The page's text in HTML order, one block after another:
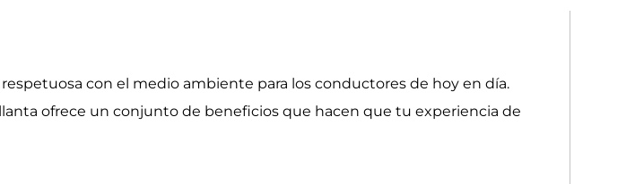
con el medio ambiente para los conductores de hoy en día.
ofrece un conjunto de beneficios que hacen que tu experiencia de